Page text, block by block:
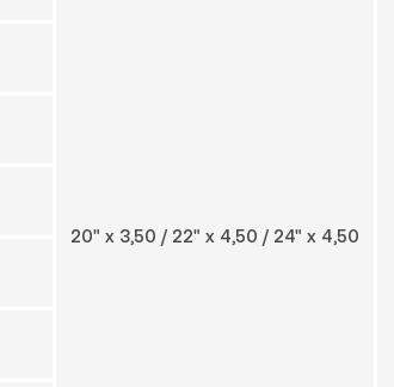
20" x 3,50 / 22" x 4,50 / 24" x 4,50